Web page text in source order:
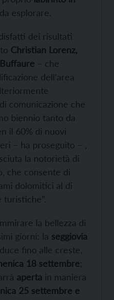
esplorare.
dei risultati
Christian Lorenz,
– che
dell’area
comunicazione che
biennio tanto da
il 60% di nuovi
– ha proseguito – ,
la notorietà di
che consente di
dolomitici al di
la bellezza di
giorni: la seggiovia
fino alle creste,
18 settembre;
aperta in maniera
25 settembre e